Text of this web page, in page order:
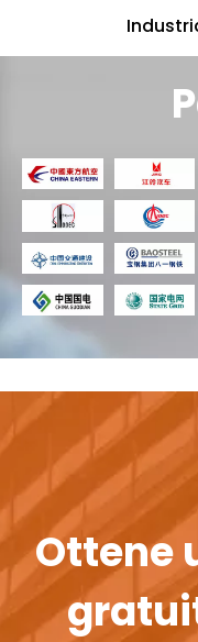
Ottene